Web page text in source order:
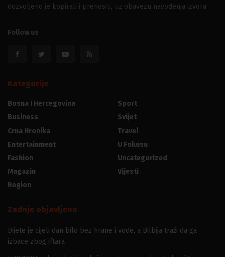
dozvoljeno je kopirati i prenositi, uz obavezu navođenja izvora
Follow us
Kategorije
Bosna I Hercegovina
Business
Crna Hronika
Entertainment
Fashion
Magazin
Region
Sport
Svijet
Travel
U Fokusu
Uncategorized
Vijesti
Zadnje objavljeno
Dijete je cijeli dan bilo bez hrane i vode, a Bilbija traži da ga
izbace zbog iftara